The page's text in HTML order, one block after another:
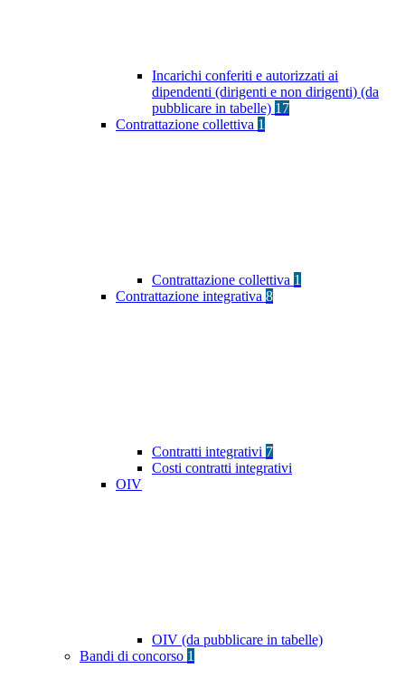
Incarichi conferiti e autorizzati ai
dipendenti (dirigenti e non dirigenti) (da
pubblicare in tabelle) 17
Contrattazione collettiva 1
Contrattazione collettiva 1
Contrattazione integrativa 8
Contratti integrativi 7
Costi contratti integrativi
OIV
OIV (da pubblicare in tabelle)
Bandi di concorso 1